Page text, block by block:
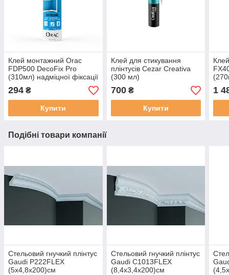
Клей монтажний Orac
FDP500 DecoFix Pro
(310мл) надміцної фіксації
294 ₴
Купити
Клей для стикування
плінтусів Cezar Creativa
(300 мл)
700₴
Купити
1
Подібні товари компанії
Стельовий гнучкий плінтус
Gaudi P222FLEX
(5х4,8х200)см
Стельовий гнучкий плінтус
Gaudi C1013FLEX
(8,4х3,4х200)см